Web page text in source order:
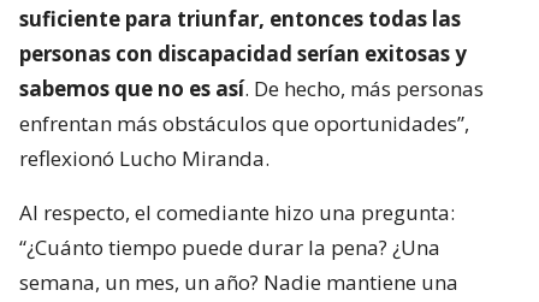
suficiente para triunfar, entonces todas las
personas con discapacidad serían exitosas y
sabemos que no es así. De hecho, más personas
enfrentan más obstáculos que oportunidades”,
reflexionó Lucho Miranda.
Al respecto, el comediante hizo una pregunta:
“¿Cuánto tiempo puede durar la pena? ¿Una
semana, un mes, un año? Nadie mantiene una